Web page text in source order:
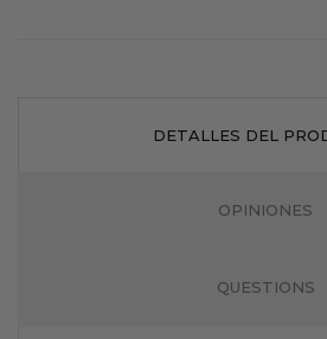
DETALLES DEL
OPINIONES
QUESTIONS